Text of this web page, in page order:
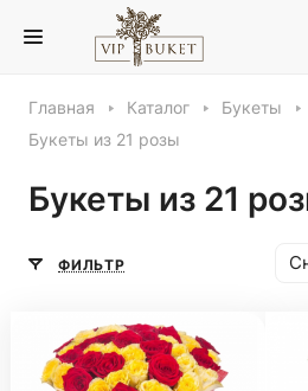
Главная Каталог Букеты
Букеты из 21 розы
Букеты из 21
ФИЛЬТР